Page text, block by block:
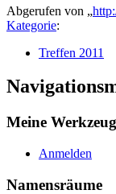
Abgerufen von „
Kategorie:
Treffen 2011
Meine
Anmelden
Namensräume